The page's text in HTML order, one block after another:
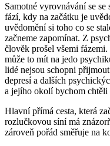
Samotné vyrovnávání se
fází, kdy na začátku je
uvědomění si toho co se
začneme zapomínat. Z
člověk prošel všemi
může to mít na jedo
lidé nejsou schopni
depresí a dalších
a jejího okolí bychom chtěli
Hlavní přímá cesta, která
rozlučkovou síní má
zároveň pořád směřuje na